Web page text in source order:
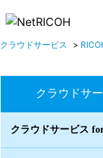
クラウドサービス >
クラウドサ
クラウドサービス